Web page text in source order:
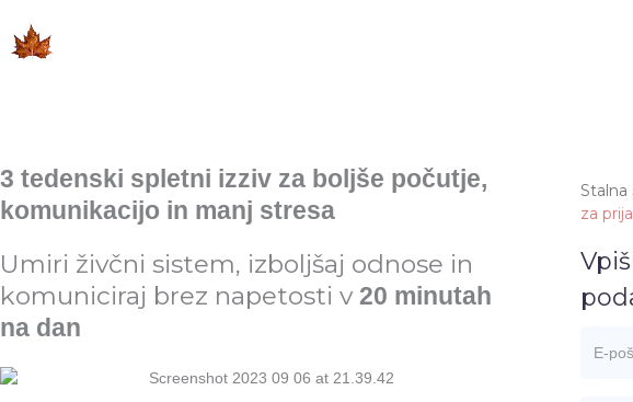
3 tedenski spletni izziv za boljše počutje,
komunikacijo in manj stresa
Umiri živčni sistem, izboljšaj odnose in
komuniciraj brez napetosti v20 minutah
na dan
Stalna
za
E-